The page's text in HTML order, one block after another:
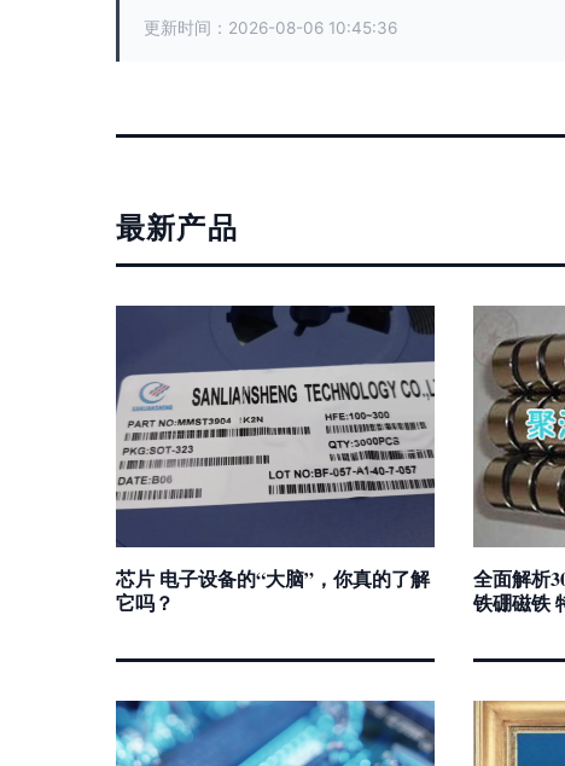
更新时间：2026-08-06 10:45:36
最新产品
芯片 电子设备的“大脑”，你真的了解
它吗？
全面解析
铁硼磁铁